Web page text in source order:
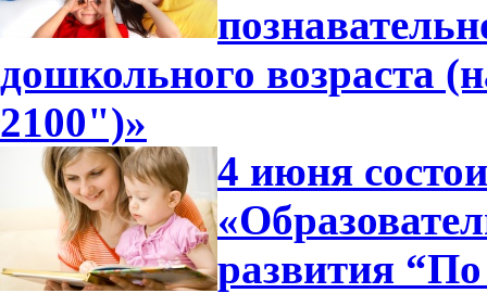
дошкольного возраста
2100")»
4 июня
развития